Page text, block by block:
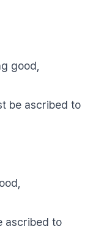
good,
be ascribed to
ascribed to